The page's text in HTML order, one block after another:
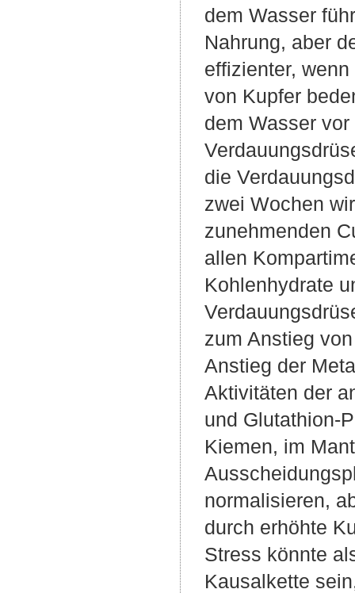
dem Wasser
Nahrung, aber
effizienter,
von Kupfer
dem Wasser
die
zwei Wochen
zunehmenden
allen
Kohlenhydrate
zum Anstieg
Anstieg der
Aktivitäten der
und Glutathion-
Kiemen, im
normalisieren,
durch erhöhte
Stress könnte
Kausalkette